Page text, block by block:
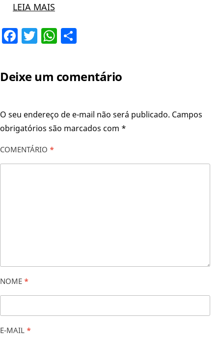
LEIA MAIS
Facebook
TwitterWhatsApp
Deixe um comentário
O seu endereço de e-mail não será publicado. Campos
obrigatórios são marcados com *
COMENTÁRIO *
NOME *
E-MAIL *